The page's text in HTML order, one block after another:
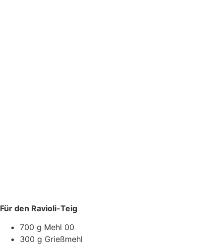
Für den Ravioli-Teig
700 g Mehl 00
300 g Grießmehl